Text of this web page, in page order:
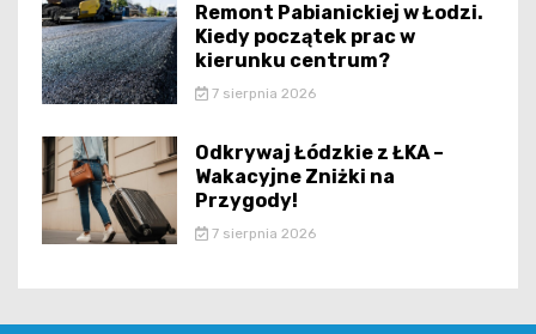
Remont Pabianickiej w Łodzi.
Kiedy początek prac w
kierunku centrum?
7 sierpnia 2026
Odkrywaj Łódzkie z ŁKA –
Wakacyjne Zniżki na
Przygody!
7 sierpnia 2026